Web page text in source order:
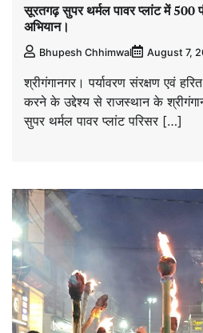
सूरतगढ़ सुपर थर्मल पावर प्लांट में 500
अभियान।
Bhupesh Chhimwal August 7,
श्रीगंगानगर। पर्यावरण संरक्षण एवं
करने के उद्देश्य से राजस्थान के
सुपर थर्मल पावर प्लांट परिसर […]